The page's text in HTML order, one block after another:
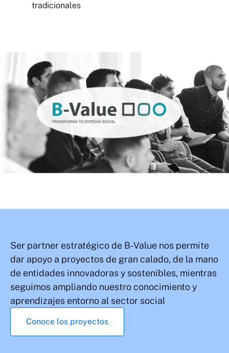
tradicionales
Ser partner estratégico de B-Value nos permite
dar apoyo a proyectos de gran calado, de la mano
de entidades innovadoras y sostenibles, mientras
seguimos ampliando nuestro conocimiento y
aprendizajes entorno al sector social
Conoce los proyectos